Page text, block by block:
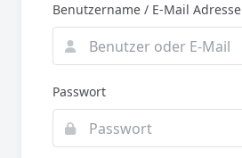
Benutzername / E-Mail Adresse
Passwort